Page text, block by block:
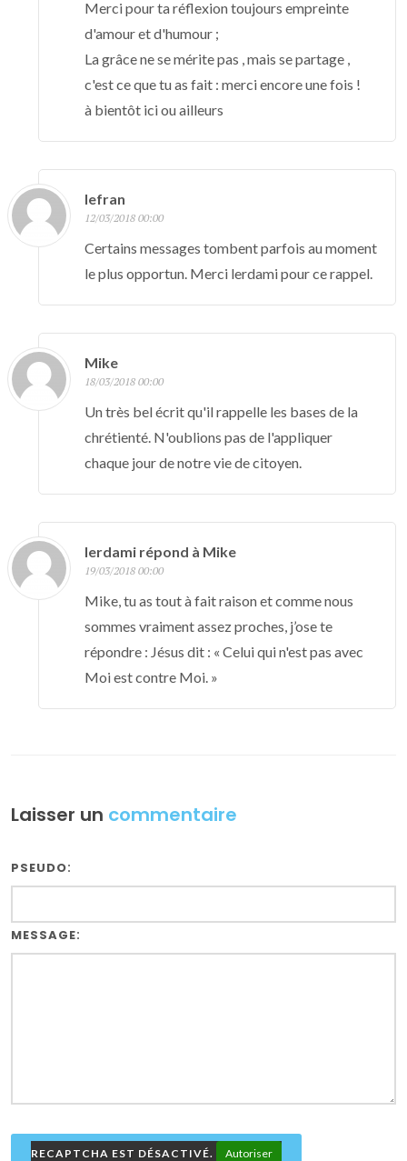
Merci pour ta réflexion toujours empreinte
d'amour et d'humour ;
La grâce ne se mérite pas , mais se partage ,
c'est ce que tu as fait : merci encore une fois !
à bientôt ici ou ailleurs
lefran
12/03/2018 00:00
Certains messages tombent parfois au moment
le plus opportun. Merci lerdami pour ce rappel.
Mike
18/03/2018 00:00
Un très bel écrit qu'il rappelle les bases de la
chrétienté. N'oublions pas de l'appliquer
chaque jour de notre vie de citoyen.
lerdami répond à Mike
19/03/2018 00:00
Mike, tu as tout à fait raison et comme nous
sommes vraiment assez proches, j’ose te
répondre : Jésus dit : « Celui qui n'est pas avec
Moi est contre Moi. »
Laisser un commentaire
PSEUDO:
MESSAGE:
RECAPTCHA EST DÉSACTIVÉ. Autoriser